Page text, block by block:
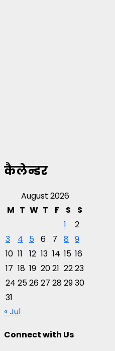
कैलेन्डर
August 2026
M T W T F S
S
1
2
3
4 5 6 7 8 9
10 11 12 13 14 15 16
17 18 19 2021 2223
24 252627 282930
31
« Jul
Connect with Us